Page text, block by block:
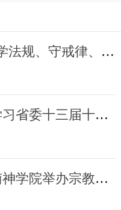
广东省基督教两会召开“学法规、守戒律、重修为、树形象”教育活动总结会议
辽宁省基督教两会集中学习省委十三届十一次全会精神
河南省基督教两会及河南神学院举办宗教政策法规学习会